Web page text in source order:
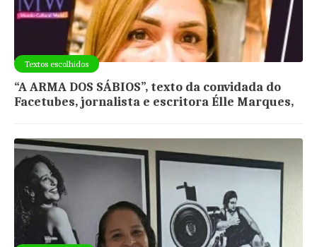
Textos escolhidos
“A ARMA DOS SÁBIOS”, texto da convidada do
Facetubes, jornalista e escritora Élle Marques,